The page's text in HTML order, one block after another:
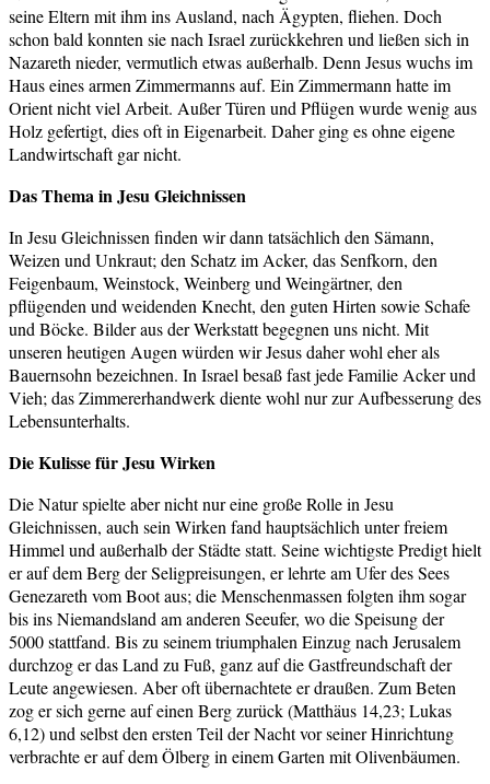
seine Eltern mit ihm ins Ausland, nach Ägypten, fliehen. Doch
schon bald konnten sie nach Israel zurückkehren und ließen sich in
Nazareth nieder, vermutlich etwas außerhalb. Denn Jesus wuchs im
Haus eines armen Zimmermanns auf. Ein Zimmermann hatte im
Orient nicht viel Arbeit. Außer Türen und Pflügen wurde wenig aus
Holz gefertigt, dies oft in Eigenarbeit. Daher ging es ohne eigene
Landwirtschaft gar nicht.
Das Thema in Jesu Gleichnissen
In Jesu Gleichnissen finden wir dann tatsächlich den Sämann,
Weizen und Unkraut; den Schatz im Acker, das Senfkorn, den
Feigenbaum, Weinstock, Weinberg und Weingärtner, den
pflügenden und weidenden Knecht, den guten Hirten sowie Schafe
und Böcke. Bilder aus der Werkstatt begegnen uns nicht. Mit
unseren heutigen Augen würden wir Jesus daher wohl eher als
Bauernsohn bezeichnen. In Israel besaß fast jede Familie Acker und
Vieh; das Zimmererhandwerk diente wohl nur zur Aufbesserung des
Lebensunterhalts.
Die Kulisse für Jesu Wirken
Die Natur spielte aber nicht nur eine große Rolle in Jesu
Gleichnissen, auch sein Wirken fand hauptsächlich unter freiem
Himmel und außerhalb der Städte statt. Seine wichtigste Predigt hielt
er auf dem Berg der Seligpreisungen, er lehrte am Ufer des Sees
Genezareth vom Boot aus; die Menschenmassen folgten ihm sogar
bis ins Niemandsland am anderen Seeufer, wo die Speisung der
5000 stattfand. Bis zu seinem triumphalen Einzug nach Jerusalem
durchzog er das Land zu Fuß, ganz auf die Gastfreundschaft der
Leute angewiesen. Aber oft übernachtete er draußen. Zum Beten
zog er sich gerne auf einen Berg zurück (Matthäus 14,23; Lukas
6,12) und selbst den ersten Teil der Nacht vor seiner Hinrichtung
verbrachte er auf dem Ölberg in einem Garten mit Olivenbäumen.